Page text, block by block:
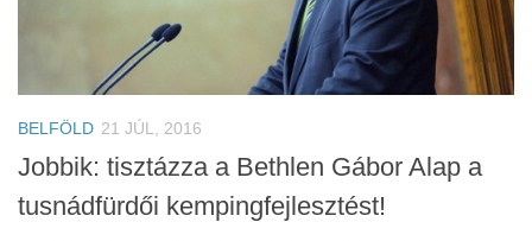
BELFÖLD 21 JÚL, 2016
Jobbik: tisztázza a Bethlen Gábor Alap a
tusnádfürdői kempingfejlesztést!